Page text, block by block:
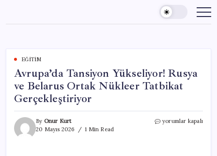
content
EĞITIM
Avrupa’da Tansiyon Yükseliyor! Rusya
ve Belarus Ortak Nükleer Tatbikat
Gerçekleştiriyor
By Onur Kurt
20 Mayıs 2026
1 Min Read
Avrupa’da
yorumlar kapalı